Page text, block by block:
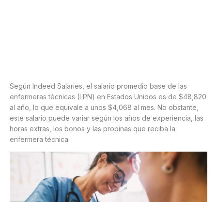
Según Indeed Salaries, el salario promedio base de las
enfermeras técnicas (LPN) en Estados Unidos es de $48,820
al año, lo que equivale a unos $4,068 al mes. No obstante,
este salario puede variar según los años de experiencia, las
horas extras, los bonos y las propinas que reciba la
enfermera técnica.